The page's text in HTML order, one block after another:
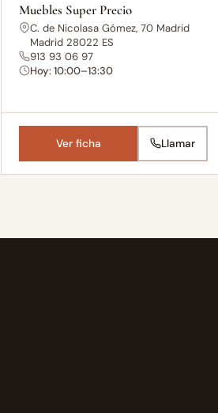
Muebles Super Precio
C. de Nicolasa Gómez, 70 Madrid
Madrid 28022 ES
913 93 06 97
Hoy: 10:00–13:30
Ver ficha Llamar